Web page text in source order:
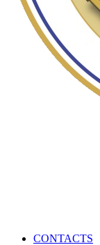
CONTACTS